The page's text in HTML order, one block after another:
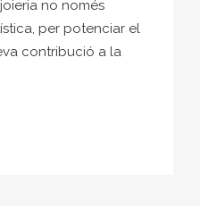
no només
per potenciar el
contribució a la